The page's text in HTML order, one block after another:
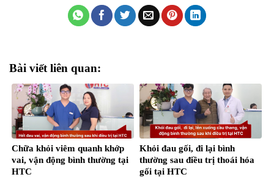
Bài viết liên quan:
Chữa khỏi viêm quanh khớp
vai, vận động bình thường tại
HTC
Khỏi đau gối, đi lại bình
thường sau điều trị thoái hóa
gối tại HTC